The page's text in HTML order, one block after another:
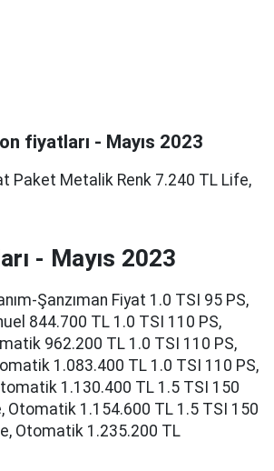
fiyatları - Mayıs 2023
Paket Metalik Renk 7.240 TL Life,
- Mayıs 2023
Şanzıman Fiyat 1.0 TSI 95 PS,
844.700 TL 1.0 TSI 110 PS,
962.200 TL 1.0 TSI 110 PS,
1.083.400 TL 1.0 TSI 110 PS,
1.130.400 TL 1.5 TSI 150
Otomatik 1.154.600 TL 1.5 TSI 150
Otomatik 1.235.200 TL